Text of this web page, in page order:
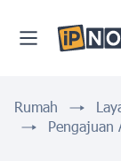
Rumah
Pengajuan